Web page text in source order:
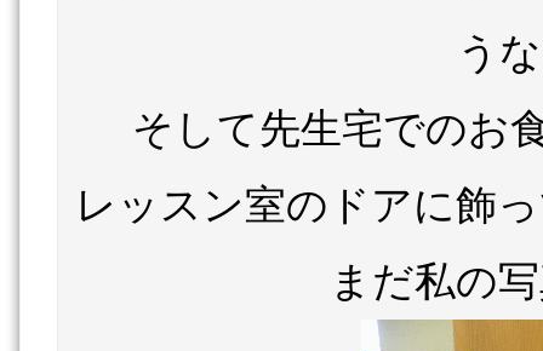
う
そして先生宅でのお
レッスン室のドアに飾
まだ私の